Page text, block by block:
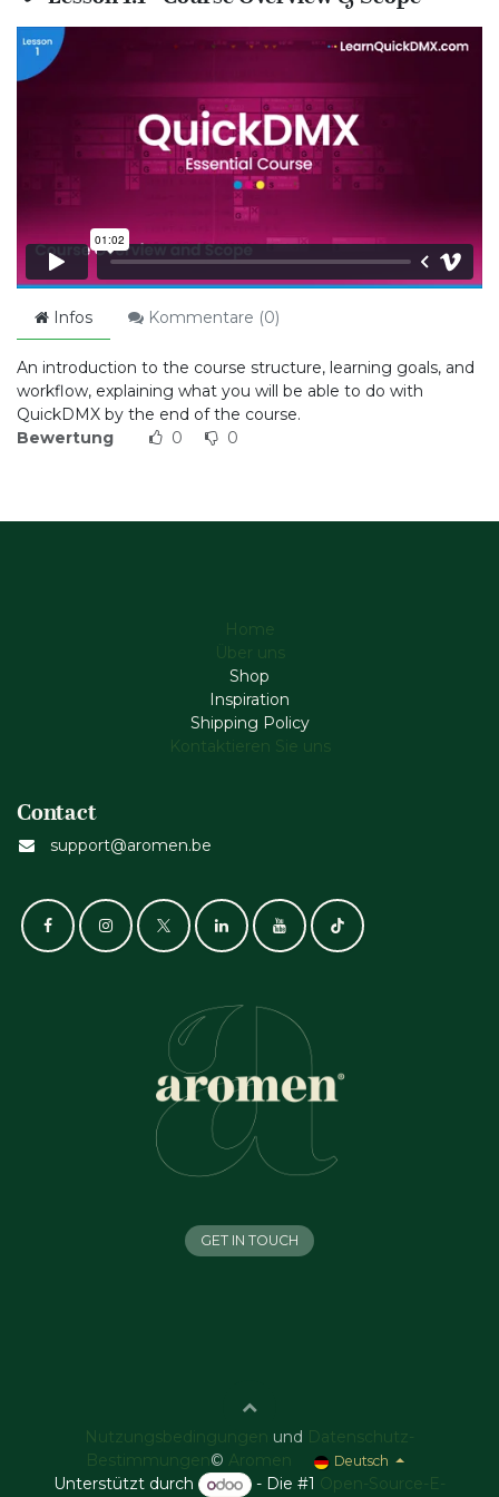
Infos Kommentare (0)
An introduction to the course structure, learning goals, and
workflow, explaining what you will be able to do with
QuickDMX by the end of the course.
Bewertung
0 0
Home
Über uns
Shop
Inspiration
Shipping Policy
Kontaktieren Sie uns
Contact
support@aromen.be
GET IN TOUCH
Nutzungsbedingungen und Datenschutz-
Bestimmungen © Aromen Deutsch
Unterstützt durch - Die #1 Open-Source-E-